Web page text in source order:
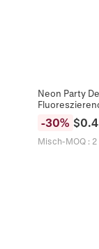
Neon Party
-30% $
Misch-MOQ: 2